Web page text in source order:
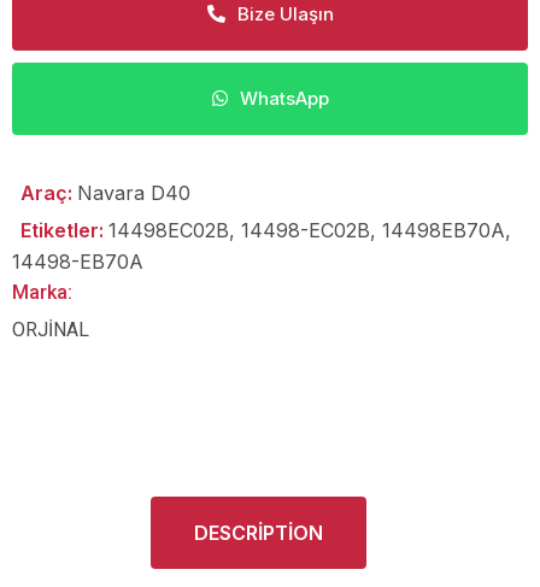
Bize Ulaşın
WhatsApp
Araç: Navara D40
Etiketler: 14498EC02B, 14498-EC02B, 14498EB70A,
14498-EB70A
Marka:
ORJİNAL
DESCRIPTION